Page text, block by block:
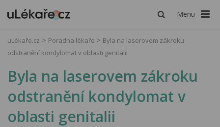
Menu
uLékaře.cz Poradna lékaře
Byla na laserovem zákroku
odstranění kondylomat v oblasti genitalii
Byla na laserovem zákroku
odstranění kondylomat v
oblasti genitalii